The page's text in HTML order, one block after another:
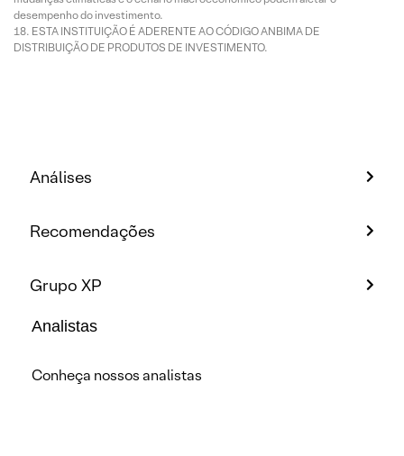
desempenho do investimento.
ESTA INSTITUIÇÃO É ADERENTE AO CÓDIGO ANBIMA DE
DISTRIBUIÇÃO DE PRODUTOS DE INVESTIMENTO.
Análises
Recomendações
Grupo XP
Analistas
Conheça nossos analistas